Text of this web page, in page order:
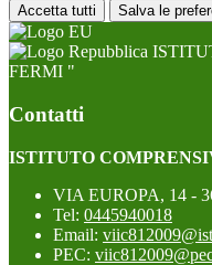
Accetta tutti Salva le
FERMI "
Contatti
ISTITUTO
VIA EUROPA, 14 -
Tel: 0445940018
Email:
PEC: